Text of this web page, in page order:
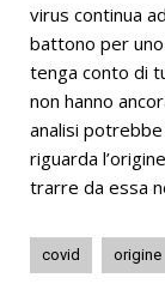
virus continua
battono per
tenga conto di
non hanno
analisi
riguarda
trarre da essa
covid origine